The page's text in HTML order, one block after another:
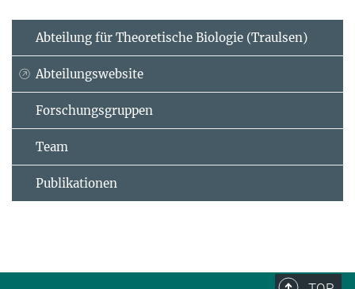
Abteilung für Theoretische Biologie (Traulsen)
Abteilungswebsite
Forschungsgruppen
Team
Publikationen